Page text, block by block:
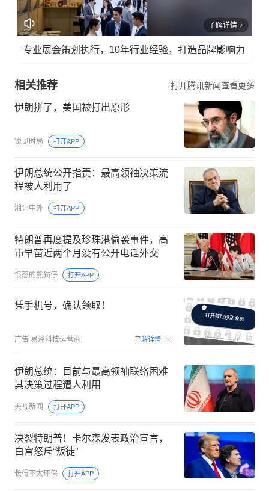
了解详情
专业展会策划执行，10年行业经验，打造品牌影响力
相关推荐 打开腾讯新闻查看更多
伊朗拼了，美国被打出原形
锐见时局 打开APP
伊朗总统公开指责：最高领袖决策流
程被人利用了
湘评中外 打开APP
特朗普再度提及珍珠港偷袭事件，高
市早苗近两个月没有公开电话外交
愤怒的熊猫仔 打开APP
凭手机号，确认领取！
广告 易泽科技运营商 了解详情 00:15
伊朗总统：目前与最高领袖联络困难
其决策过程遭人利用
央视新闻 打开APP
决裂特朗普！卡尔森发表政治宣言，
白宫怒斥“叛徒”
长得不太环保 打开APP